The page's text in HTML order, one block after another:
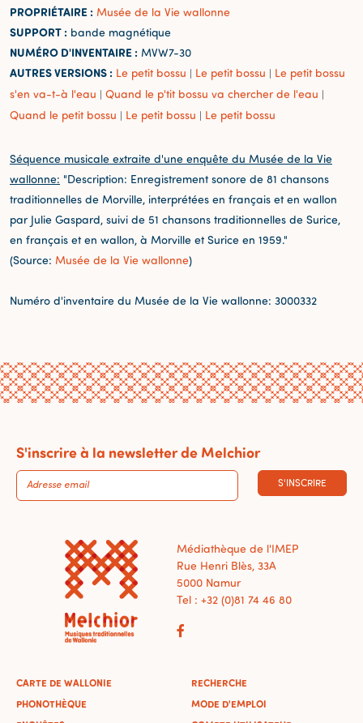
PROPRIÉTAIRE : Musée de la Vie wallonne
SUPPORT : bande magnétique
NUMÉRO D'INVENTAIRE : MVW7-30
AUTRES VERSIONS : Le petit bossu | Le petit bossu | Le petit bossu
s'en va-t-à l'eau | Quand le p'tit bossu va chercher de l'eau |
Quand le petit bossu | Le petit bossu | Le petit bossu
Séquence musicale extraite d'une enquête du Musée de la Vie
wallonne: "Description: Enregistrement sonore de 81 chansons
traditionnelles de Morville, interprétées en français et en wallon
par Julie Gaspard, suivi de 51 chansons traditionnelles de Surice,
en français et en wallon, à Morville et Surice en 1959."
(Source: Musée de la Vie wallonne)
Numéro d'inventaire du Musée de la Vie wallonne: 3000332
S'inscrire à la newsletter de Melchior
S'INSCRIRE
Médiathèque de l'IMEP
Rue Henri Blès, 33A
5000 Namur
Tel : +32 (0)81 74 46 80
CARTE DE WALLONIE
PHONOTHÈQUE
RECHERCHE
MODE D'EMPLOI